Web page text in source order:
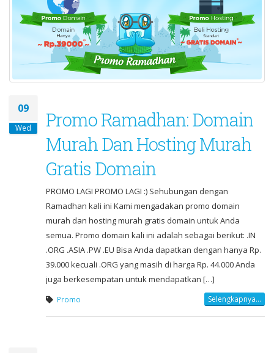
09
Wed
Promo Ramadhan: Domain
Murah Dan Hosting Murah
Gratis Domain
PROMO LAGI PROMO LAGI :) Sehubungan dengan
Ramadhan kali ini Kami mengadakan promo domain
murah dan hosting murah gratis domain untuk Anda
semua. Promo domain kali ini adalah sebagai berikut: .IN
.ORG .ASIA .PW .EU Bisa Anda dapatkan dengan hanya Rp.
39.000 kecuali .ORG yang masih di harga Rp. 44.000 Anda
juga berkesempatan untuk mendapatkan […]
Promo Selengkapnya...